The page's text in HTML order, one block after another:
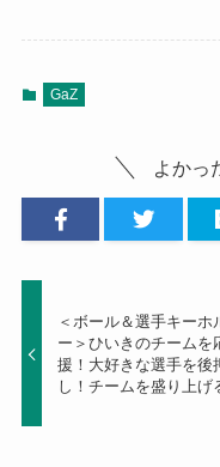
GaZ
よかっ
＜ボール＆選手キーホ
ー＞ひいきのチームを
援！大好きな選手を後
し！チームを盛り上げ